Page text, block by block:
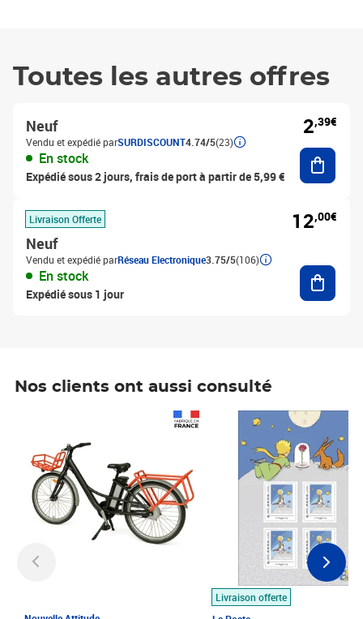
Toutes les autres offres
Neuf
Vendu et expédié parSURDISCOUNT4.74/5(23)
En stock
Expédié sous 2 jours, frais de port à partir de 5,99 €
2,39€
Livraison Offerte
Neuf
Vendu et expédié parRéseau Electronique3.75/5(106)
En stock
Expédié sous 1 jour
12,00€
Nos clients ont aussi consulté
Livraison offerte
Prix 7,50€